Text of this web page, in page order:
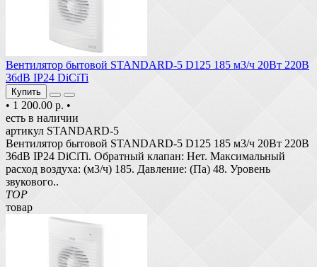
Вентилятор бытовой STANDARD-5 D125 185 м3/ч 20Вт 220В
36dB IP24 DiCiTi
Купить
• 1 200.00 р. •
есть в наличии
артикул STANDARD-5
Вентилятор бытовой STANDARD-5 D125 185 м3/ч 20Вт 220В
36dB IP24 DiCiTi. Обратный клапан: Нет. Максимальный
расход воздуха: (м3/ч) 185. Давление: (Па) 48. Уровень
звукового..
TOP
товар